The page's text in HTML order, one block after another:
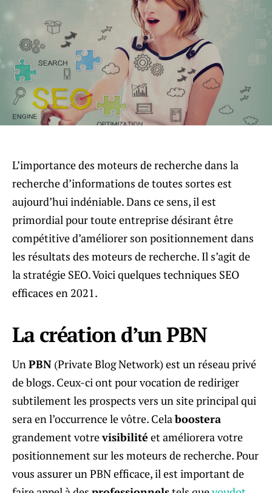
L’importance des moteurs de recherche dans la
recherche d’informations de toutes sortes est
aujourd’hui indéniable. Dans ce sens, il est
primordial pour toute entreprise désirant être
compétitive d’améliorer son positionnement dans
les résultats des moteurs de recherche. Il s’agit de
la stratégie SEO. Voici quelques techniques SEO
efficaces en 2021.
La création d’un PBN
UnPBN (Private Blog Network) est un réseau privé
de blogs. Ceux-ci ont pour vocation de rediriger
subtilement les prospects vers un site principal qui
sera en l’occurrence le vôtre. Celaboostera
grandement votrevisibilité et améliorera votre
positionnement sur les moteurs de recherche. Pour
vous assurer un PBN efficace, il est important de